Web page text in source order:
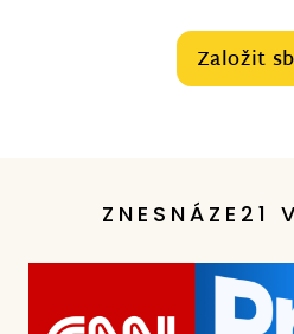
Založit
ZNESNÁZE21